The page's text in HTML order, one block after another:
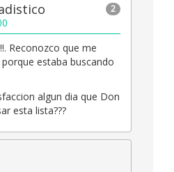
2
Reconozco que me
estaba buscando
algun dia que Don
esta lista???